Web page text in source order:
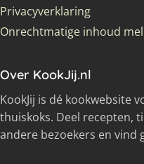
Privacyverklaring
Onrechtmatige inhoud
Over KookJij.nl
KookJij is dé kookwebsite
thuiskoks. Deel recepten,
andere bezoekers en vind